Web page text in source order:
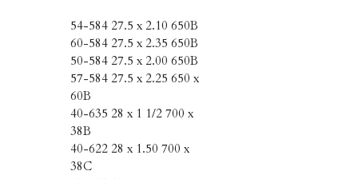
54-584 27.5 x 2.10 650B
60-584 27.5 x 2.35 650B
50-584 27.5 x 2.00 650B
57-584 27.5 x 2.25 650 x
60B
40-635 28 x 1 1/2 700 x
38B
40-622 28 x 1.50 700 x
38C